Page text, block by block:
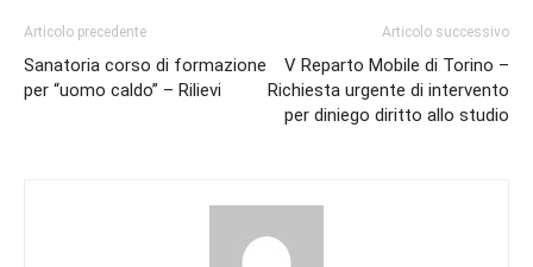
Articolo precedente
Sanatoria corso di formazione
per “uomo caldo” – Rilievi
Articolo successivo
V Reparto Mobile di Torino –
Richiesta urgente di intervento
per diniego diritto allo studio